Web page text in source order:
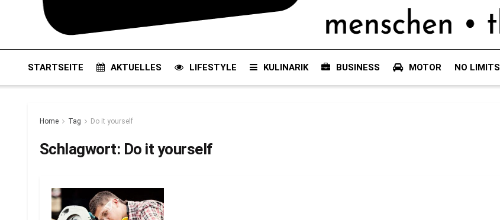
STARTSEITE AKTUELLES LIFESTYLE KULINARIK BUSINESS MOTOR NO LIMITS
Home Tag Do it yourself
Schlagwort: Do it yourself